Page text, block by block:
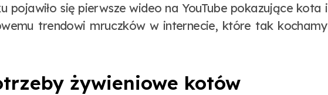
pojawiło się pierwsze wideo na YouTube pokazujące kota i
trendowi mruczków w internecie, które tak kochamy
żywieniowe kotów